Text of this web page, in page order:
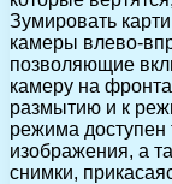
Зумировать
камеры влево-
позволяющие
камеру на
размытию и к
режима
изображения, а
снимки,